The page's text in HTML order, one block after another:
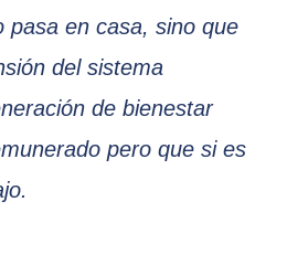
pasa en casa, sino que
del sistema
de bienestar
pero que si es